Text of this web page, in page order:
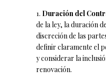
Duración del
de la ley, la duración
discreción de las
definir claramente el
y considerar la
renovación.